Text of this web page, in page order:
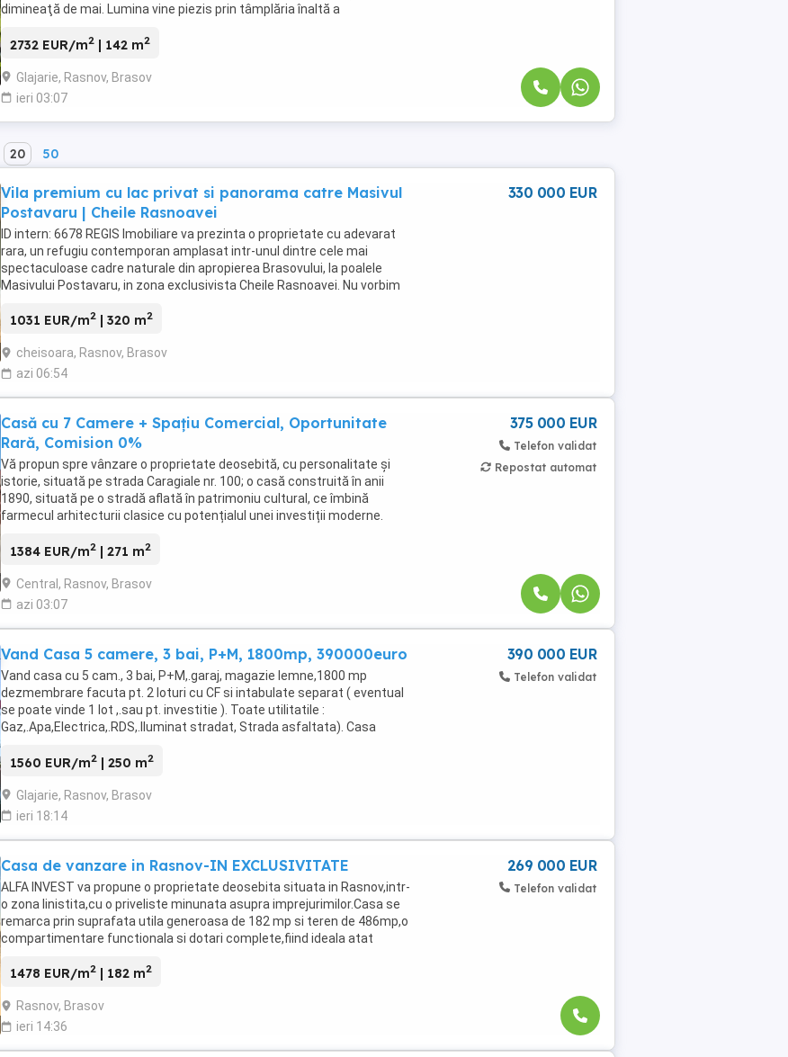
dimineaţă de mai. Lumina vine piezis prin tâmplăria înaltă a
2732 EUR/m2 | 142 m2
Glajarie, Rasnov, Brasov
ieri 03:07
20 50
Vila premium cu lac privat si panorama catre Masivul
Postavaru | Cheile Rasnoavei
ID intern: 6678 REGIS Imobiliare va prezinta o proprietate cu adevarat
rara, un refugiu contemporan amplasat intr-unul dintre cele mai
spectaculoase cadre naturale din apropierea Brasovului, la poalele
Masivului Postavaru, in zona exclusivista Cheile Rasnoavei. Nu vorbim
1031 EUR/m2 | 320 m2
cheisoara, Rasnov, Brasov
azi 06:54
330 000 EUR
Casă cu 7 Camere + Spațiu Comercial, Oportunitate
Rară, Comision 0%
Vă propun spre vânzare o proprietate deosebită, cu personalitate și
istorie, situată pe strada Caragiale nr. 100; o casă construită în anii
1890, situată pe o stradă aflată în patrimoniu cultural, ce îmbină
farmecul arhitecturii clasice cu potențialul unei investiții moderne.
1384 EUR/m2 | 271 m2
Central, Rasnov, Brasov
azi 03:07
375 000 EUR
Telefon validat
Repostat automat
Vand Casa 5 camere, 3 bai, P+M, 1800mp, 390000euro
Vand casa cu 5 cam., 3 bai, P+M,.garaj, magazie lemne,1800 mp
dezmembrare facuta pt. 2 loturi cu CF si intabulate separat ( eventual
se poate vinde 1 lot ,.sau pt. investitie ). Toate utilitatile :
Gaz,.Apa,Electrica,.RDS,.Iluminat stradat, Strada asfaltata). Casa
1560 EUR/m2 | 250 m2
Glajarie, Rasnov, Brasov
ieri 18:14
390 000 EUR
Telefon validat
Casa de vanzare in Rasnov-IN EXCLUSIVITATE
ALFA INVEST va propune o proprietate deosebita situata in Rasnov,intr-
o zona linistita,cu o priveliste minunata asupra imprejurimilor.Casa se
remarca prin suprafata utila generoasa de 182 mp si teren de 486mp,o
compartimentare functionala si dotari complete,fiind ideala atat
1478 EUR/m2 | 182 m2
Rasnov, Brasov
ieri 14:36
269 000 EUR
Telefon validat